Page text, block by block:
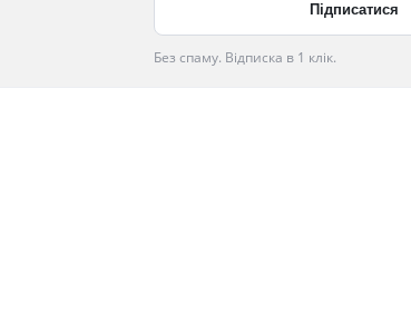
Без спаму. Відписка в 1 клік.